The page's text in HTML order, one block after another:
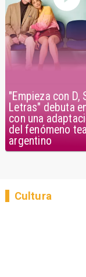
"Empieza con D,
Letras" debuta
con una
del fenómeno
argentino
Cultura